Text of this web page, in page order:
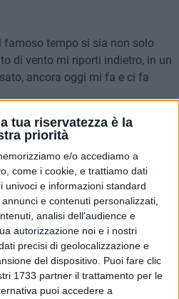
tua riservatezza è la
priorità
e/o accediamo a
come i cookie, e trattiamo dati
univoci e informazioni standard
e contenuti personalizzati,
analisi dell'audience e
autorizzazione noi e i nostri
precisi di geolocalizzazione e
del dispositivo. Puoi fare clic
1733 partner il trattamento per le
puoi accedere a
famoso tempo si sia non solo
di vento mi riporti indietro, in un
ancora oggi mi fa e ci fa
luogo, mi sono ritrovato in
tra donne e uomini, tra
Un gruppo di persone che
solo poche parole e
il solo ammiccare dello sguardo
condivisa passione, seduti con
pianoforte grancoda
il recital al pianoforte che a
di infinita e romantica